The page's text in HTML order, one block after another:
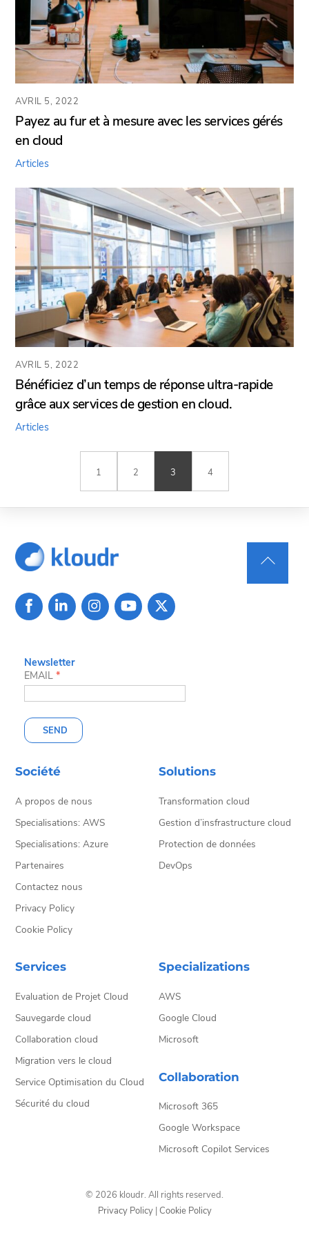
AVRIL 5, 2022
Payez au fur et à mesure avec les services gérés
en cloud
Articles
AVRIL 5, 2022
Bénéficiez d’un temps de réponse ultra-rapide
grâce aux services de gestion en cloud.
Articles
1 2 3 4
Back
To
Newsletter
EMAIL*
SEND
Société
A propos de nous
Specialisations: AWS
Specialisations: Azure
Partenaires
Contactez nous
Privacy Policy
Cookie Policy
Solutions
Transformation cloud
Gestion d’insfrastructure cloud
Protection de données
DevOps
Services
Evaluation de Projet Cloud
Sauvegarde cloud
Collaboration cloud
Migration vers le cloud
Service Optimisation du Cloud
Sécurité du cloud
Specializations
AWS
Google Cloud
Microsoft
Collaboration
Microsoft 365
Google Workspace
Microsoft Copilot Services
© 2026 kloudr. All rights reserved.
Privacy Policy|Cookie Policy